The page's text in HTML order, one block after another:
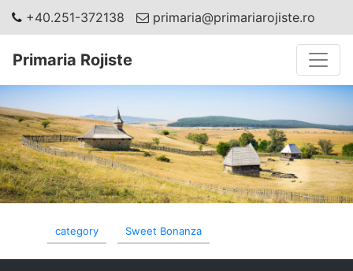
+40.251-372138 primaria@primariarojiste.ro
Primaria Rojiste
category Sweet Bonanza